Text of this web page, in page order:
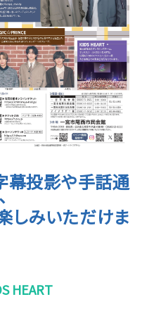
幕投影や手話通
しみいただけま
HEART